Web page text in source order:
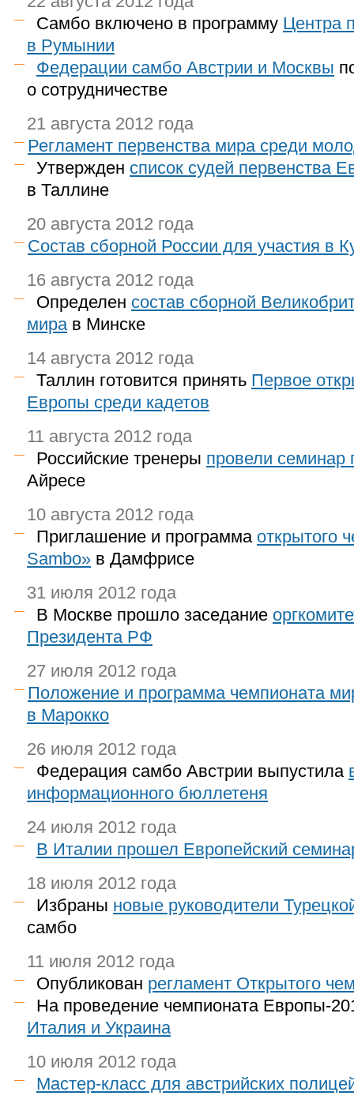
Самбо включено в программу Центра
в Румынии
Федерации самбо Австрии и Москвы
о сотрудничестве
21 августа 2012 года
Регламент первенства мира среди
Утвержден список судей первенства
в Таллине
20 августа 2012 года
Состав сборной России для участия в
16 августа 2012 года
Определен состав сборной
мирав Минске
14 августа 2012 года
Таллин готовится принять Первое
Европы среди кадетов
11 августа 2012 года
Российские тренеры провели семинар
Айресе
10 августа 2012 года
Приглашение и программа открытого
Sambo» в Дамфрисе
31 июля 2012 года
В Москве прошло заседание
Президента РФ
27 июля 2012 года
Положение и программа чемпионата
в Марокко
26 июля 2012 года
Федерация самбо Австрии выпустила
информационного бюллетеня
24 июля 2012 года
В Италии прошел Европейский
18 июля 2012 года
Избраны новые руководители
самбо
11 июля 2012 года
Опубликован регламент Открытого
На проведение чемпионата Европы-
Италия и Украина
10 июля 2012 года
Мастер-класс для австрийских